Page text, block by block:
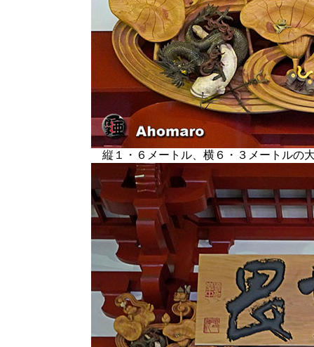
縦１・６メートル、横６・３メートルの